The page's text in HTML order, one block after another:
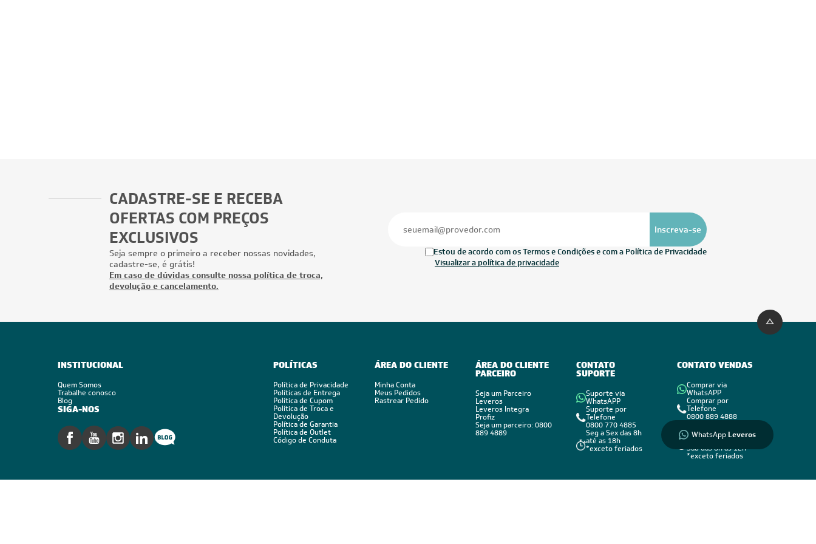
CADASTRE-SE E RECEBA
OFERTAS COM PREÇOS
EXCLUSIVOS
Seja sempre o primeiro a receber nossas novidades,
cadastre-se, é grátis!
Em caso de dúvidas consulte nossa política de troca,
devolução e cancelamento.
Inscreva-se
Estou de acordo com os Termos e Condições e com a Política de Privacidade
Visualizar a política de privacidade
INSTITUCIONAL
Quem Somos
Trabalhe conosco
Blog
SIGA-NOS
POLÍTICAS
Política de Privacidade
Políticas de Entrega
Política de Cupom
Política de Troca e
Devolução
Política de Garantia
Política de Outlet
Código de Conduta
ÁREA DO CLIENTE
Minha Conta
Meus Pedidos
Rastrear Pedido
ÁREA DO CLIENTE
PARCEIRO
Seja um Parceiro
Leveros
Leveros Integra
Profiz
Seja um parceiro: 0800
889 4889
CONTATO
SUPORTE
Suporte via
WhatsAPP
Suporte por
Telefone
0800 770 4885
Seg a Sex das 8h
até as 18h
*exceto feriados
CONTATO VENDAS
Comprar via
WhatsAPP
Comprar por
Telefone
0800 889 4888
vendas@leveros.com.br
Seg a Sex das 8h até
as 18h
Sáb das 8h as 12h
*exceto feriados
WhatsAppLeveros
WhatsApp